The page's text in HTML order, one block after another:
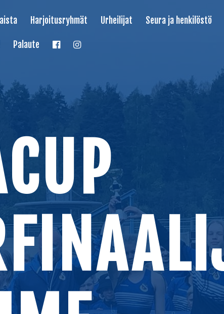
Harjoitusryhmät Urheilijat Seura ja henkilöstö
Palaute